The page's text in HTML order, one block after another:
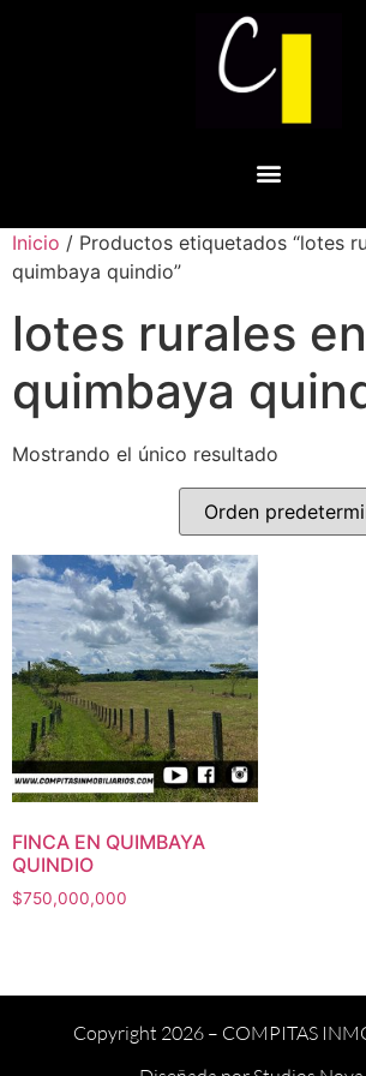
Inicio / Productos etiquetados “lotes
quimbaya quindio”
lotes rurales en
quimbaya
Mostrando el único resultado
FINCA EN QUIMBAYA
QUINDIO
$750,000,000
Copyright 2026 – COMPITAS